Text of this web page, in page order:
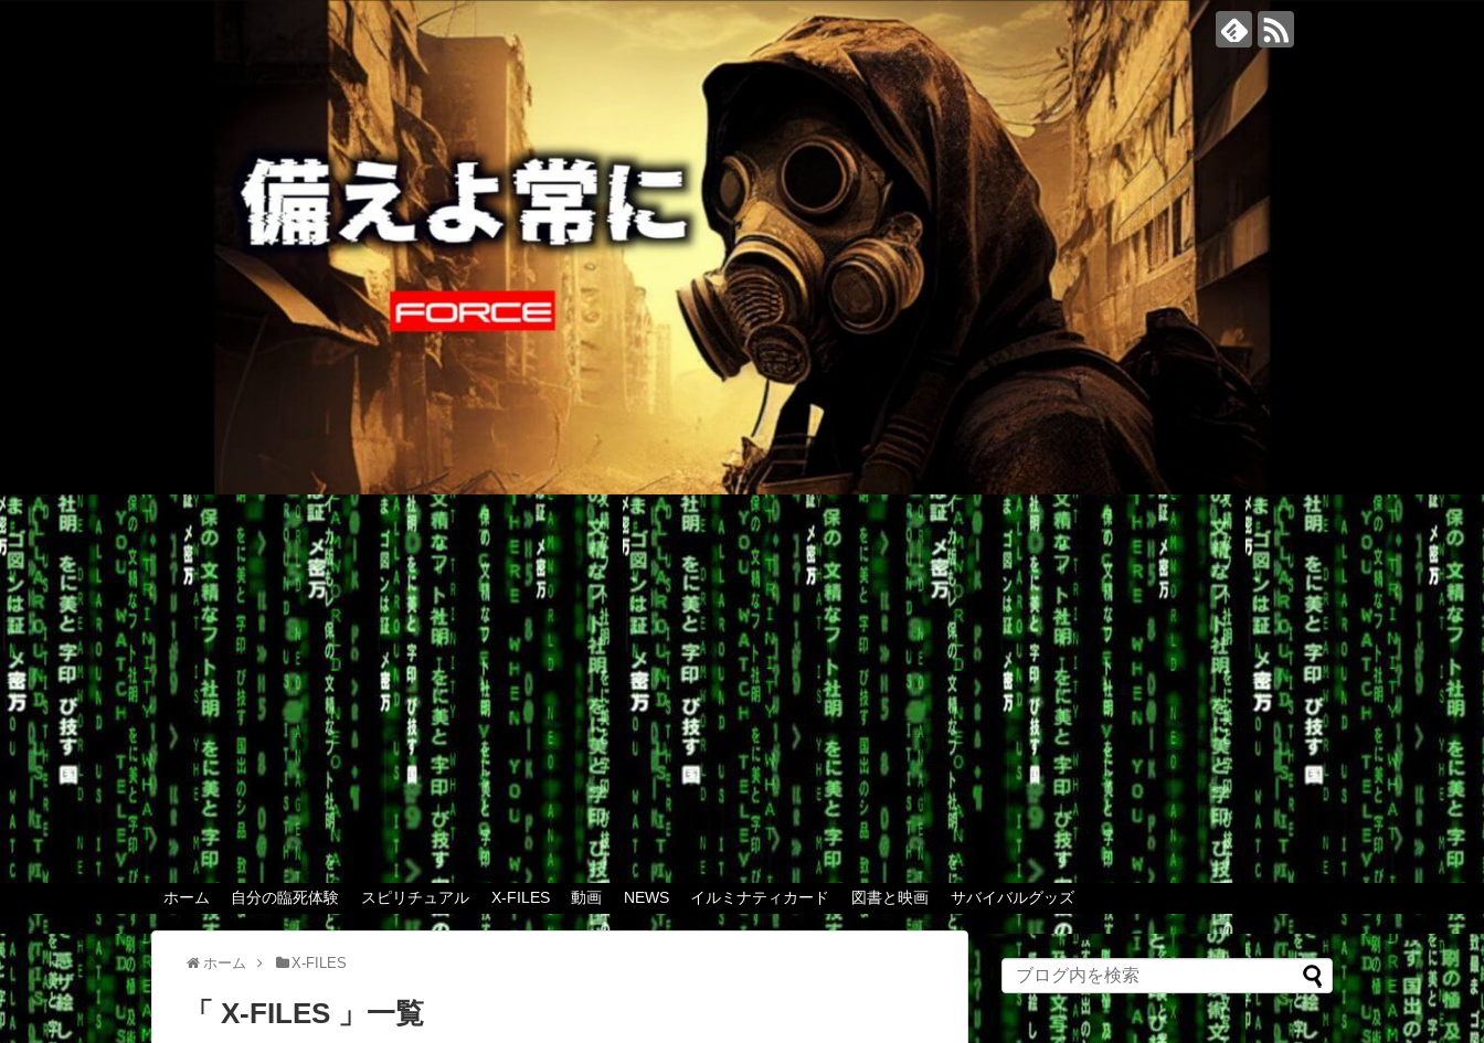
ホーム 自分の臨死体験 スピリチュアル X-FILES 動画 NEWS イルミナティカード 図書と映画 サバイバルグッズ
ホーム X-FILES
「 X-FILES 」一覧